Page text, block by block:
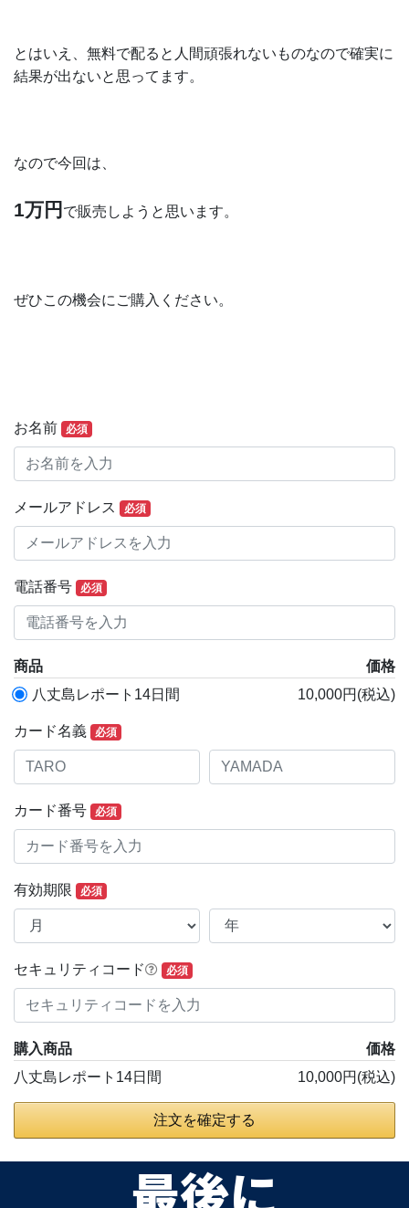
とはいえ、無料で配ると人間頑張れないものなので確実に
結果が出ないと思ってます。
なので今回は、
1万円 で販売しようと思います。
ぜひこの機会にご購入ください。
お名前 必須
メールアドレス 必須
電話番号 必須
商品
価格
八丈島レポート14日間
10,000円(税込)
カード名義 必須
カード番号 必須
有効期限 必須
セキュリティコード 必須
購入商品
価格
八丈島レポート14日間
10,000円(税込)
注文を確定する
最後に